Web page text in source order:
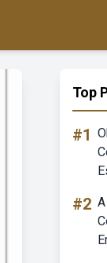
Top
#1
#2